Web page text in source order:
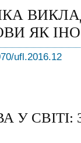
ЯК
ufl.2016.12
У СВІТІ: